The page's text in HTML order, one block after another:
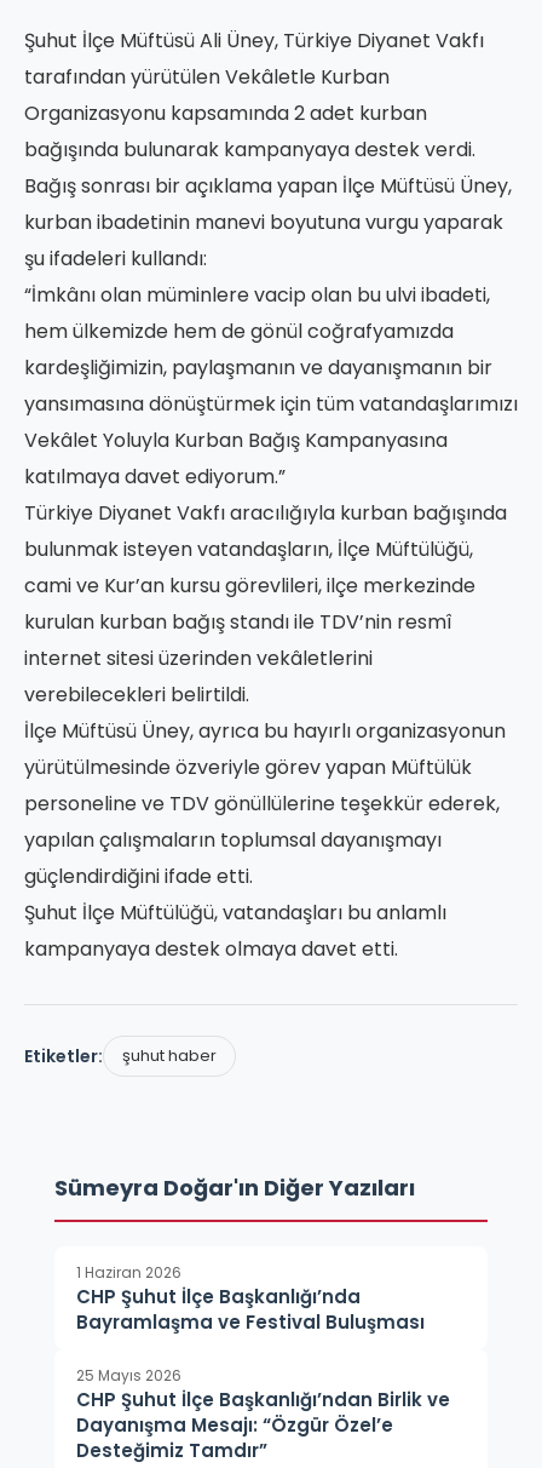
Şuhut İlçe Müftüsü Ali Üney, Türkiye Diyanet Vakfı
tarafından yürütülen Vekâletle Kurban
Organizasyonu kapsamında 2 adet kurban
bağışında bulunarak kampanyaya destek verdi.
Bağış sonrası bir açıklama yapan İlçe Müftüsü Üney,
kurban ibadetinin manevi boyutuna vurgu yaparak
şu ifadeleri kullandı:
“İmkânı olan müminlere vacip olan bu ulvi ibadeti,
hem ülkemizde hem de gönül coğrafyamızda
kardeşliğimizin, paylaşmanın ve dayanışmanın bir
yansımasına dönüştürmek için tüm vatandaşlarımızı
Vekâlet Yoluyla Kurban Bağış Kampanyasına
katılmaya davet ediyorum.”
Türkiye Diyanet Vakfı aracılığıyla kurban bağışında
bulunmak isteyen vatandaşların, İlçe Müftülüğü,
cami ve Kur’an kursu görevlileri, ilçe merkezinde
kurulan kurban bağış standı ile TDV’nin resmî
internet sitesi üzerinden vekâletlerini
verebilecekleri belirtildi.
İlçe Müftüsü Üney, ayrıca bu hayırlı organizasyonun
yürütülmesinde özveriyle görev yapan Müftülük
personeline ve TDV gönüllülerine teşekkür ederek,
yapılan çalışmaların toplumsal dayanışmayı
güçlendirdiğini ifade etti.
Şuhut İlçe Müftülüğü, vatandaşları bu anlamlı
kampanyaya destek olmaya davet etti.
Etiketler: şuhut haber
Sümeyra Doğar'ın Diğer Yazıları
1 Haziran 2026
CHP Şuhut İlçe Başkanlığı’nda
Bayramlaşma ve Festival Buluşması
25 Mayıs 2026
CHP Şuhut İlçe Başkanlığı’ndan Birlik ve
Dayanışma Mesajı: “Özgür Özel’e
Desteğimiz Tamdır”